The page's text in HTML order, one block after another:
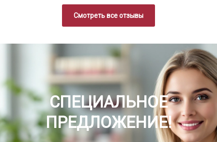
Смотреть все отзывы
СПЕЦИАЛЬНОЕ
ПРЕДЛОЖЕНИЕ!